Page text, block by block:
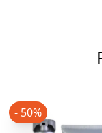
- 50%